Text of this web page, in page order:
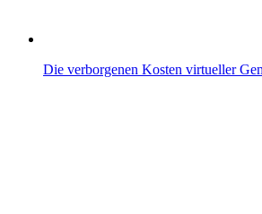
Die verborgenen Kosten virtueller